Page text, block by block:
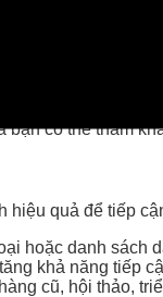
so với các
hiện nay
bạn có thể tham
quả để tiếp
hoặc danh sách
khả năng tiếp
cũ, hội thảo,